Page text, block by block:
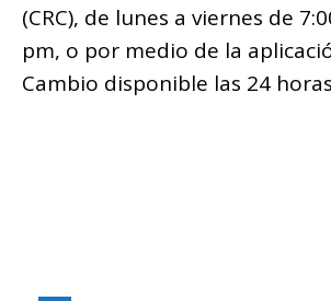
(CRC), de lunes a viernes de
pm, o por medio de la
Cambio disponible las 24